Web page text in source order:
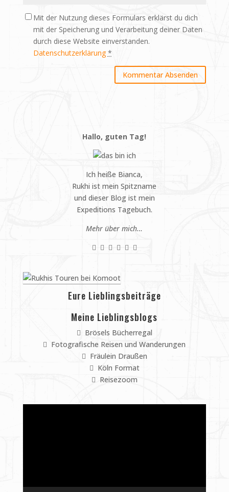
Mit der Nutzung dieses Formulars erklärst du dich
mit der Speicherung und Verarbeitung deiner Daten
durch diese Website einverstanden.
Datenschutzerklärung *
Hallo, guten Tag!
Ich heiße Bianca,
Rukhi ist mein Spitzname
und dieser Blog ist mein
Expeditions Tagebuch.
Mehr über mich…
Eure Lieblingsbeiträge
Meine Lieblingsblogs
Brösels Bücherregal
Fotografische Reisen und Wanderungen
Fräulein Draußen
Köln Format
Reisezoom